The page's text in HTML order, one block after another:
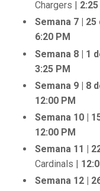
Chargers | 2:25
Semana 7 |
6:20 PM
Semana 8 | 1
3:25 PM
Semana 9 | 8
12:00 PM
Semana 10 |
12:00 PM
Semana 11 |
Cardinals |
Semana 12 |